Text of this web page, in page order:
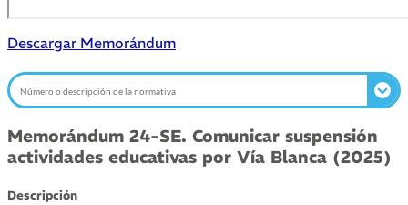
Descargar Memorándum
Memorándum 24-SE. Comunicar suspensión
actividades educativas por Vía Blanca (2025)
Descripción